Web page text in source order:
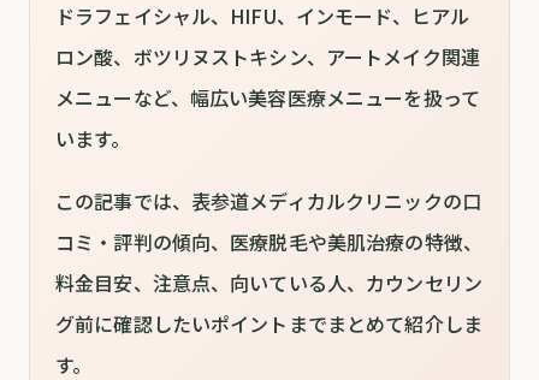
ドラフェイシャル、HIFU、インモード、ヒアル
ロン酸、ボツリヌストキシン、アートメイク関連
メニューなど、幅広い美容医療メニューを扱って
います。
この記事では、表参道メディカルクリニックの口
コミ・評判の傾向、医療脱毛や美肌治療の特徴、
料金目安、注意点、向いている人、カウンセリン
グ前に確認したいポイントまでまとめて紹介しま
す。